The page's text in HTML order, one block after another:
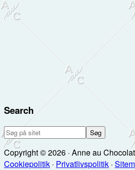
Search
Søg
på
sitet
Copyright © 2026 · Anne au Chocolat
Cookiepolitik · Privatlivspolitik·